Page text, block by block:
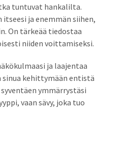
tuntuvat hankalilta.
ja enemmän siihen,
On tärkeää tiedostaa
niiden voittamiseksi.
ja laajentaa
kehittymään entistä
ymmärrystäsi
vaan sävy, joka tuo